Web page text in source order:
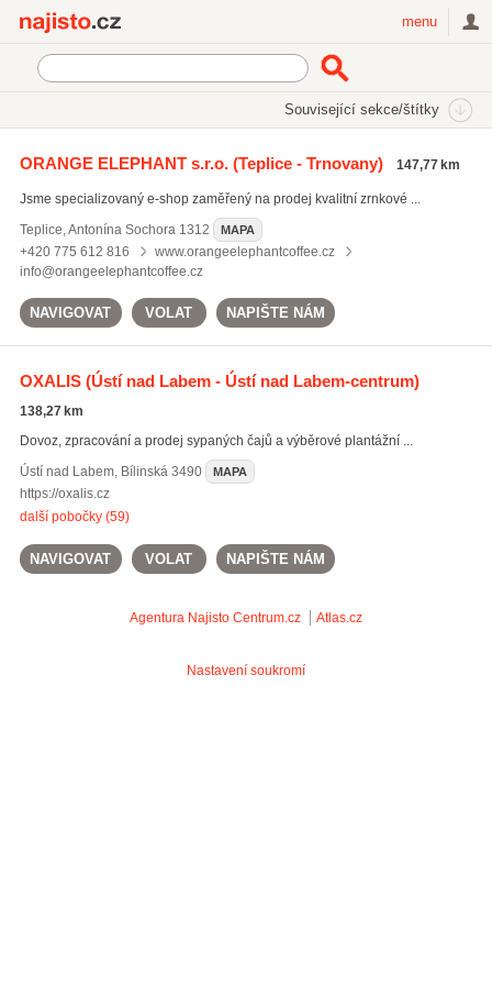
menu
Související sekce/štítky
pražená káva(116)
etiopská káva(67)
ORANGE ELEPHANT s.r.o.(Teplice - Trnovany) 147,77 km
Jsme specializovaný e-shop zaměřený na prodej kvalitní zrnkové ...
Teplice,Antonína Sochora 1312 MAPA
+420 775 612 816
www.orangeelephantcoffee.cz
info@orangeelephantcoffee.cz
NAVIGOVAT VOLAT NAPIŠTE NÁM
OXALIS(Ústí nad Labem - Ústí nad Labem-centrum)
138,27 km
Dovoz, zpracování a prodej sypaných čajů a výběrové plantážní ...
Ústí nad Labem, Bílinská 3490 MAPA
https://oxalis.cz
další pobočky (59)
NAVIGOVAT VOLAT NAPIŠTE NÁM
Agentura Najisto Centrum.cz Atlas.cz
Nastavení soukromí